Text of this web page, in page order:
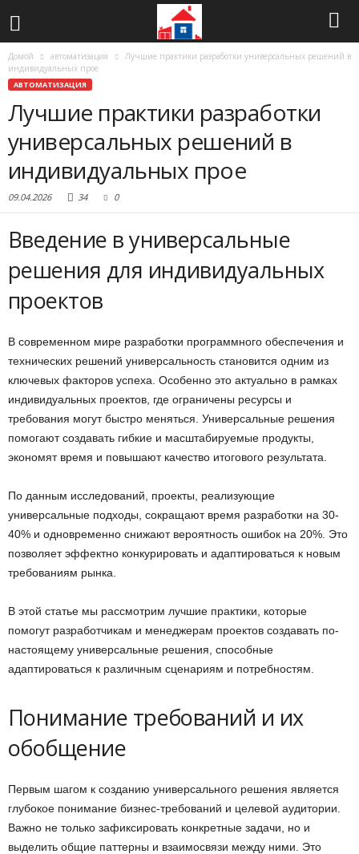
Домой автоматизация
Лучшие практики разработки универсальных решений в
индивидуальных прое
АВТОМАТИЗАЦИЯ
Лучшие практики разработки
универсальных решений в
индивидуальных прое
09.04.2026 34 0
Введение в универсальные
решения для индивидуальных
проектов
В современном мире разработки программного обеспечения и
технических решений универсальность становится одним из
ключевых факторов успеха. Особенно это актуально в рамках
индивидуальных проектов, где ограничены ресурсы и
требования могут быстро меняться. Универсальные решения
помогают создавать гибкие и масштабируемые продукты,
экономят время и повышают качество итогового результата.
По данным исследований, проекты, реализующие
универсальные подходы, сокращают время разработки на 30-
40% и одновременно снижают вероятность ошибок на 20%. Это
позволяет эффектно конкурировать и адаптироваться к новым
требованиям рынка.
В этой статье мы рассмотрим лучшие практики, которые
помогут разработчикам и менеджерам проектов создавать по-
настоящему универсальные решения, способные
адаптироваться к различным сценариям и потребностям.
Понимание требований и их
обобщение
Первым шагом к созданию универсального решения является
глубокое понимание бизнес-требований и целевой аудитории.
Важно не только зафиксировать конкретные задачи, но и
выделить общие паттерны и взаимосвязи между ними. Это